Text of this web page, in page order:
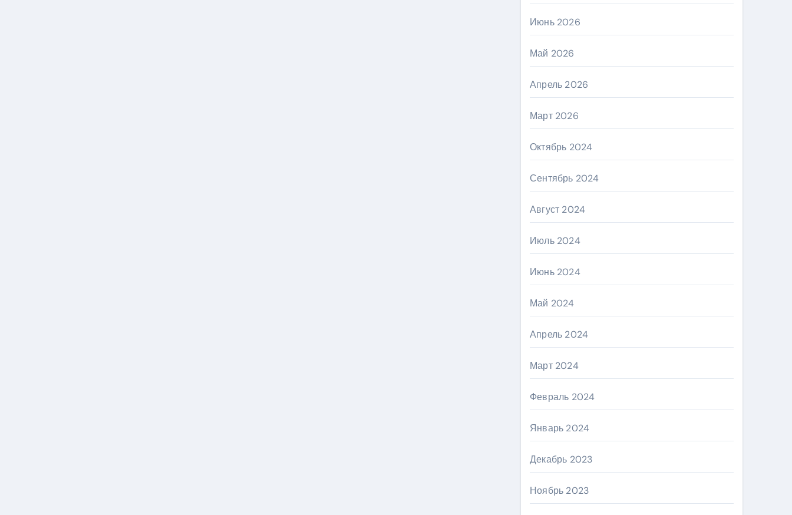
Июнь 2026
Май 2026
Апрель 2026
Март 2026
Октябрь 2024
Сентябрь 2024
Август 2024
Июль 2024
Июнь 2024
Май 2024
Апрель 2024
Март 2024
Февраль 2024
Январь 2024
Декабрь 2023
Ноябрь 2023